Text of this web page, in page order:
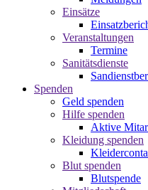
Einsätze
Veranstaltungen
Termine
Sanitätsdienste
Spenden
Geld spenden
Hilfe spenden
Aktive
Kleidung spenden
Blut spenden
Blutspende